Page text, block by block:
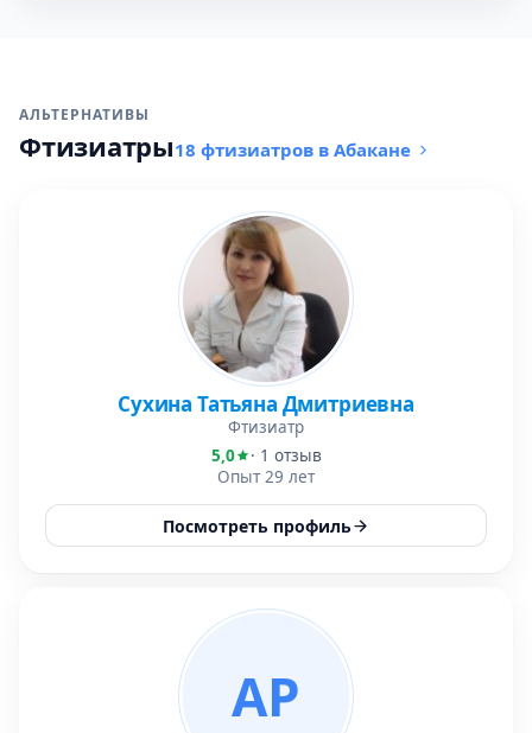
АЛЬТЕРНАТИВЫ
Фтизиатры18 фтизиатров в Абакане
Сухина Татьяна Дмитриевна
Фтизиатр
5,0
· 1 отзыв
Опыт 29 лет
Посмотреть профиль
АР